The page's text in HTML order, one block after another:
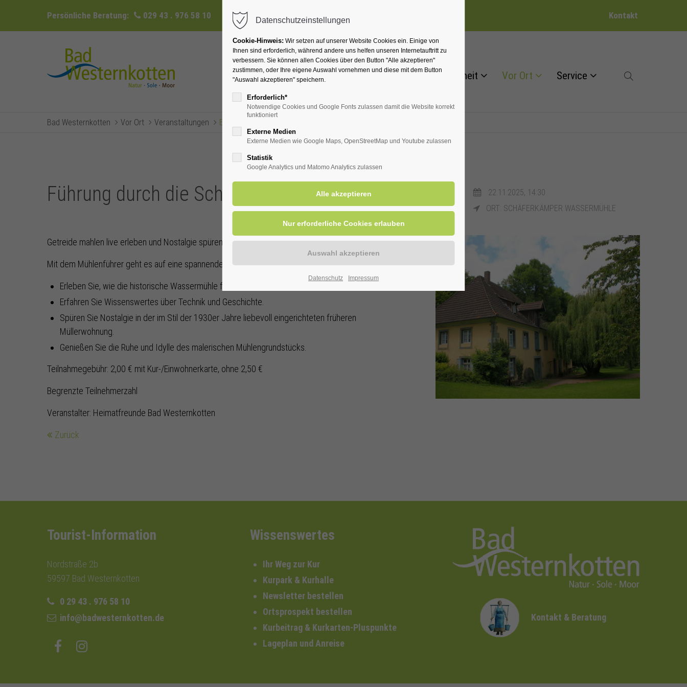
Persönliche Beratung: 029 43 . 976 58 10 info@badwesternkotten.de Kontakt
Ihr Heilbad Übernachten Für Ihre Gesundheit Vor Ort Service
Bad Westernkotten Vor Ort Veranstaltungen Eventsreader (Timeline)
Führung durch die Schäferkämper Wassermühle
22.11.2025, 14:30
ORT: SCHÄFERKÄMPER WASSERMÜHLE
Getreide mahlen live erleben und Nostalgie spüren.
Mit dem Mühlenführer geht es auf eine spannende Reise in die Vergangenheit:
Erleben Sie, wie die historische Wassermühle funktioniert.
Erfahren Sie Wissenswertes über Technik und Geschichte.
Spüren Sie Nostalgie in der im Stil der 1930er Jahre liebevoll eingerichteten früheren
Müllerwohnung.
Genießen Sie die Ruhe und Idylle des malerischen Mühlengrundstücks.
Teilnahmegebühr: 2,00 € mit Kur-/Einwohnerkarte, ohne 2,50 €
Begrenzte Teilnehmerzahl
Veranstalter: Heimatfreunde Bad Westernkotten
Zurück
Tourist-Information
Nordstraße 2b
59597 Bad Westernkotten
0 29 43 . 976 58 10
info@badwesternkotten.de
Wissenswertes
Ihr Weg zur Kur
Kurpark & Kurhalle
Newsletter bestellen
Ortsprospekt bestellen
Kurbeitrag & Kurkarten-Pluspunkte
Lageplan und Anreise
Kontakt & Beratung
Datenschutzeinstellungen
Cookie-Hinweis: Wir setzen auf unserer Website Cookies ein. Einige von
Ihnen sind erforderlich, während andere uns helfen unseren Internetauftritt zu
verbessern. Sie können allen Cookies über den Button "Alle akzeptieren"
zustimmen, oder Ihre eigene Auswahl vornehmen und diese mit dem Button
"Auswahl akzeptieren" speichern.
Erforderlich*
Notwendige Cookies und Google Fonts zulassen damit die Website korrekt
funktioniert
Externe Medien
Externe Medien wie Google Maps, OpenStreetMap und Youtube zulassen
Statistik
Google Analytics und Matomo Analytics zulassen
Datenschutz Impressum